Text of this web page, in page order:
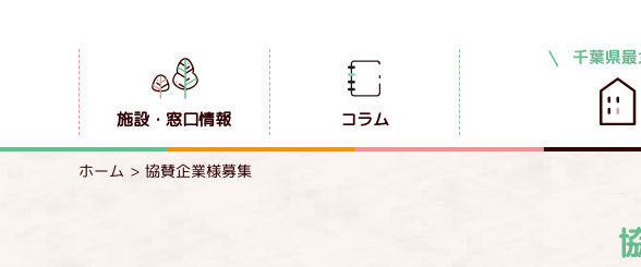
施設・窓口情報 コラム
ホーム 協賛企業様募集